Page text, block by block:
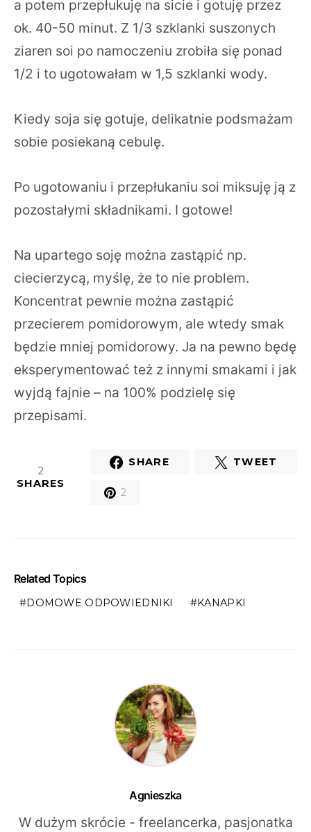
a potem przepłukuję na sicie i gotuję przez
ok. 40-50 minut. Z 1/3 szklanki suszonych
ziaren soi po namoczeniu zrobiła się ponad
1/2 i to ugotowałam w 1,5 szklanki wody.
Kiedy soja się gotuje, delikatnie podsmażam
sobie posiekaną cebulę.
Po ugotowaniu i przepłukaniu soi miksuję ją z
pozostałymi składnikami. I gotowe!
Na upartego soję można zastąpić np.
ciecierzycą, myślę, że to nie problem.
Koncentrat pewnie można zastąpić
przecierem pomidorowym, ale wtedy smak
będzie mniej pomidorowy. Ja na pewno będę
eksperymentować też z innymi smakami i jak
wyjdą fajnie – na 100% podzielę się
przepisami.
2
SHARES
SHARE TWEET
2
Related Topics
DOMOWE ODPOWIEDNIKI KANAPKI
Agnieszka
W dużym skrócie - freelancerka, pasjonatka